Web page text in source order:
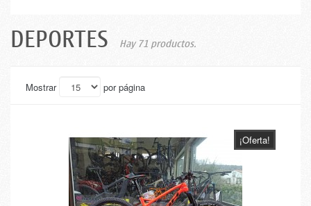
DEPORTES Hay 71 productos.
Mostrar por página
¡Oferta!